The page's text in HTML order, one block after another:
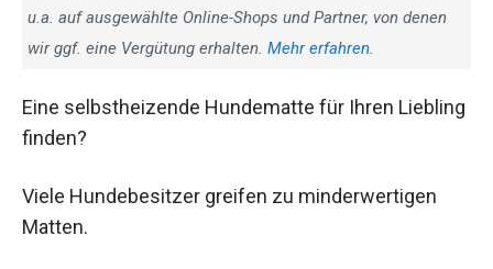
u.a. auf ausgewählte Online-Shops und Partner, von denen
wir ggf. eine Vergütung erhalten. Mehr erfahren.
Eine selbstheizende Hundematte für Ihren Liebling
finden?
Viele Hundebesitzer greifen zu minderwertigen
Matten.